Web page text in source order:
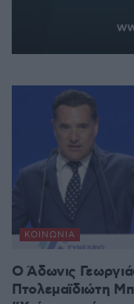
ΚΟΙΝΩΝΊΑ
Ο Άδωνις
Πτολεμαϊδιώτη